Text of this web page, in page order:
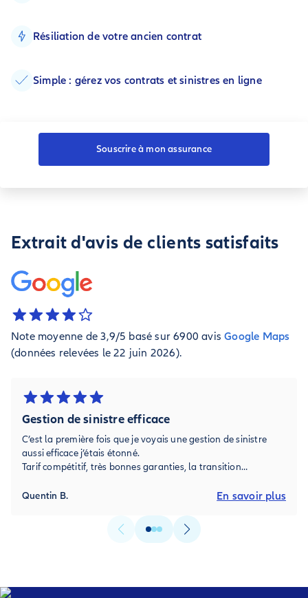
Résiliation de votre ancien contrat
Simple : gérez vos contrats et sinistres en ligne
Souscrire à mon assurance
Extrait d'avis de clients satisfaits
Note moyenne de 3,9/5 basé sur 6900 avisGoogle Maps
(données relevées le 22 juin 2026).
Gestion de sinistre efficace
C’est la première fois que je voyais une gestion de sinistre
aussi efficace j’étais étonné.
Tarif compétitif, très bonnes garanties, la transition
Quentin B.
En savoir plus